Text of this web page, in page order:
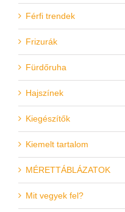
Férfi trendek
Frizurák
Fürdőruha
Hajszínek
Kiegészítők
Kiemelt tartalom
MÉRETTÁBLÁZATOK
Mit vegyek fel?